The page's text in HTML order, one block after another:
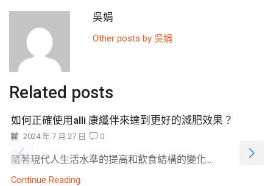
吳娟
Other posts by 吳娟
Related posts
如何正確使用alli 康纖伴來達到更好的減肥效果？
2024 年 7 月 27 日 0
隨著現代人生活水準的提高和飲食結構的變化...
Continue Reading